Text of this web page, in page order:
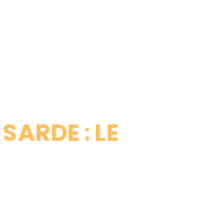
: LE